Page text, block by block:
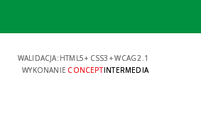
WALIDACJA: HTML5+ CSS3 +WCAG 2.1
WYKONANIE CONCEPTINTERMEDIA